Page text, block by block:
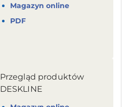
Magazyn online
PDF
Przegląd produktów
DESKLINE